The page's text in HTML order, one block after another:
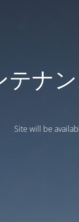
テナ
Site will be